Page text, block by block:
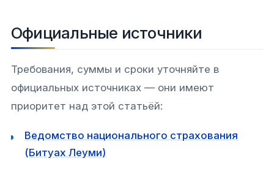
Официальные источники
Требования, суммы и сроки уточняйте в
официальных источниках — они имеют
приоритет над этой статьёй:
Ведомство национального страхования
(Битуах Леуми)